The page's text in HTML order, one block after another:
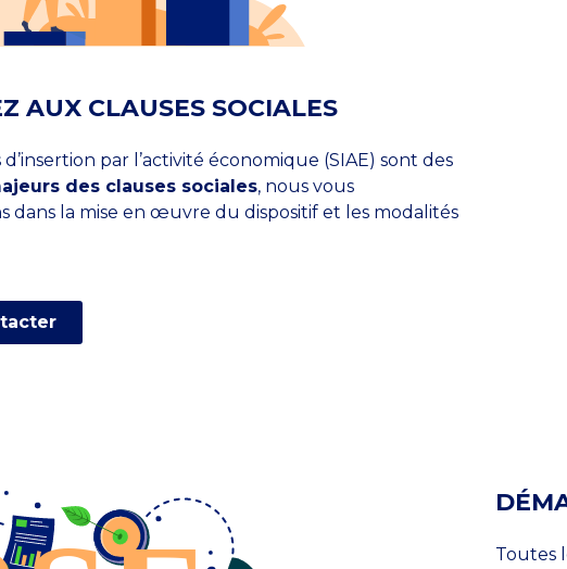
AUX CLAUSES SOCIALES
par l’activité économique (SIAE) sont des
des clauses sociales, nous vous
dans la mise en œuvre du dispositif et les modalités
Toutes